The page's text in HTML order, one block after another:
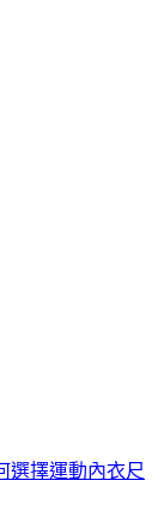
選擇運動內衣尺